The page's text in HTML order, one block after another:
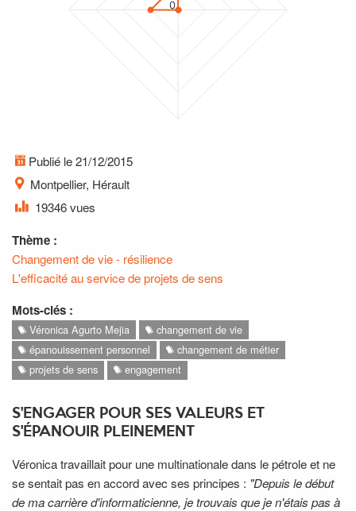
0
Publié le 21/12/2015
Montpellier, Hérault
19346 vues
Thème :
Changement de vie - résilience
L'efficacité au service de projets de sens
Mots-clés :
Véronica Agurto Mejia
changement de vie
épanouissement personnel
changement de métier
projets de sens
engagement
S'ENGAGER POUR SES VALEURS ET
S'ÉPANOUIR PLEINEMENT
Véronica travaillait pour une multinationale dans le pétrole et ne
se sentait pas en accord avec ses principes : "Depuis le début
de ma carrière d'informaticienne, je trouvais que je n'étais pas à